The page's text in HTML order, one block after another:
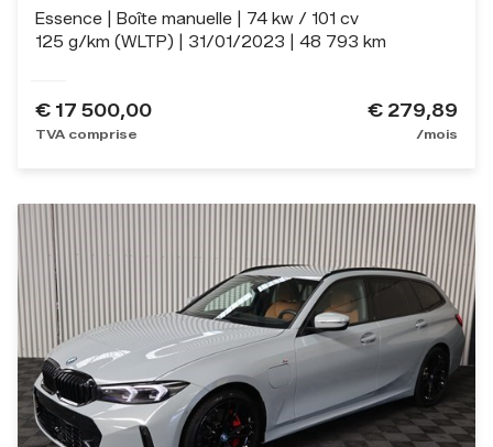
Essence Boîte manuelle
74 kw / 101 cv
125 g/km (WLTP)
31/01/2023 48 793 km
€ 17 500,00
TVA comprise
€ 279,89
/mois